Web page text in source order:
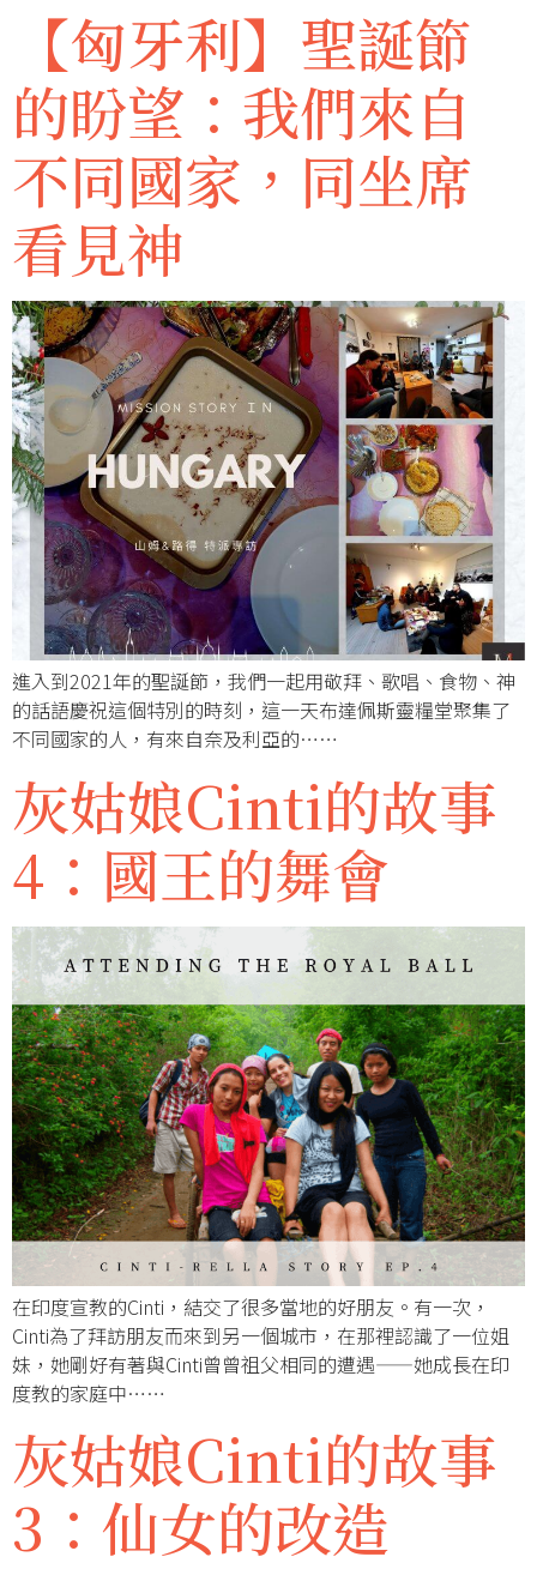
【匈牙利】聖誕節
的盼望：我們來自
不同國家，同坐席
看見神
進入到2021年的聖誕節，我們一起用敬拜、歌唱、食物、神
的話語慶祝這個特別的時刻，這一天布達佩斯靈糧堂聚集了
不同國家的人，有來自奈及利亞的……
灰姑娘Cinti的故事
4：國王的舞會
在印度宣教的Cinti，結交了很多當地的好朋友。有一次，
Cinti為了拜訪朋友而來到另一個城市，在那裡認識了一位姐
妹，她剛好有著與Cinti曾曾祖父相同的遭遇——她成長在印
度教的家庭中……
灰姑娘Cinti的故事
3：仙女的改造